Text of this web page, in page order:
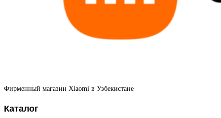
Фирменный магазин Xiaomi в Узбекистане
Каталог